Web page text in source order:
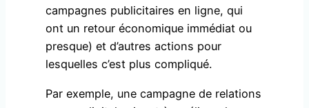
campagnes publicitaires en ligne, qui
ont un retour économique immédiat ou
presque) et d’autres actions pour
lesquelles c’est plus compliqué.
Par exemple, une campagne de relations